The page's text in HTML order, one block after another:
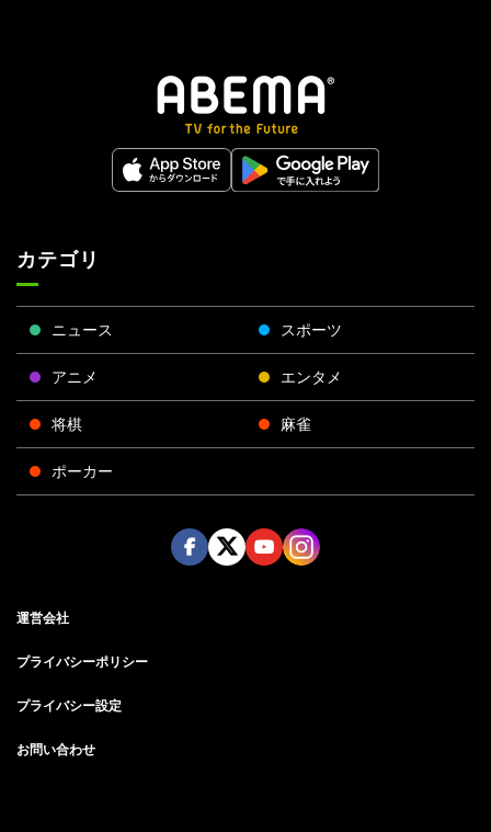
カテゴリ
ニュース スポーツ
アニメ エンタメ
将棋 麻雀
ポーカー
運営会社
プライバシーポリシー
プライバシー設定
お問い合わせ